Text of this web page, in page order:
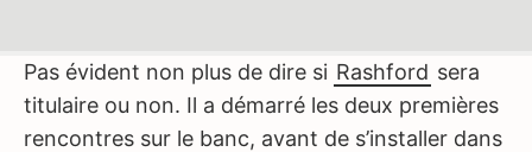
Pas évident non plus de dire si Rashford sera
titulaire ou non. Il a démarré les deux premières
rencontres sur le banc, avant de s’installer dans